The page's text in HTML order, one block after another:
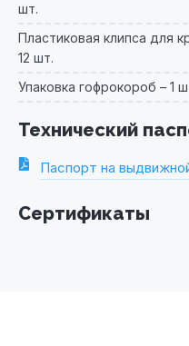
шт.
Пластиковая клипса для
12 шт.
Упаковка гофрокороб – 1
Технический
Паспорт на
Сертификаты